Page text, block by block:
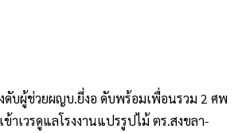
ดับผู้ช่วยผญบ.ยี่งอ ดับพร้อมเพื่อนรวม 2 ศพ
าเวรดูแลโรงงานแปรรูปไม้ ตร.สงขลา-